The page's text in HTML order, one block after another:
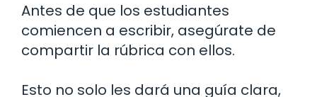
Antes de que los estudiantes
comiencen a escribir, asegúrate de
compartir la rúbrica con ellos.
Esto no solo les dará una guía clara,